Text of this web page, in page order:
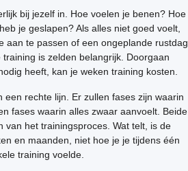
bij jezelf in. Hoe voelen je benen? Hoe
je geslapen? Als alles niet goed voelt,
aan te passen of een ongeplande rustdag
is zelden belangrijk. Doorgaan
heeft, kan je weken training kosten.
een rechte lijn. Er zullen fases zijn waarin
fases waarin alles zwaar aanvoelt. Beide
van het trainingsproces. Wat telt, is de
en maanden, niet hoe je je tijdens één
training voelde.